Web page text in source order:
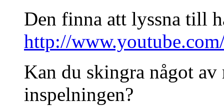
Den finna att lyssna till
http://
Kan du skingra något
inspelningen?